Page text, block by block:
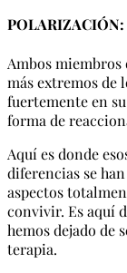
POLARIZACIÓN:
Ambos miembros
más extremos de
fuertemente en
forma de
Aquí es donde
diferencias se
aspectos
convivir. Es aquí
hemos dejado de
terapia.